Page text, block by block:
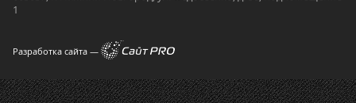
1
Разработка сайта —